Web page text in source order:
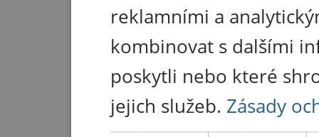
reklamními a
kombinovat s dalšími
poskytli nebo které
jejich služeb. Zásady